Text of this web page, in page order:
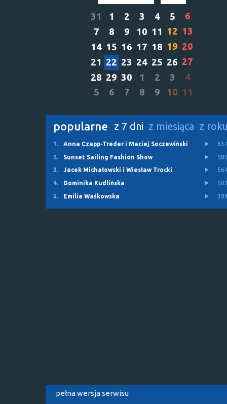
31 1 2 3 4 5
6
7
8 9 10 11 12 13
14 15 16 17 18 19 20
21 22 23 24 25 26 27
28 29 30 1 2 3
4
5
6 7 8 9 10 11
popularne z 7 dni z miesiąca z
1. Anna Czapp-Treder i Maciej Soczewiński
2.
Sunset Sailing Fashion Show
3.
Jacek Michałowski i Wiesław Trocki
4.
Dominika Kudlińska
5.
Emilia Waśkowska
pełna wersja serwisu